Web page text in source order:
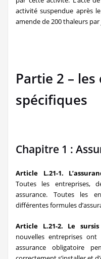
activité suspendue après
amende de 200 thaleurs
Partie 2 –
spécifiques
Chapitre 1 :
Article L.21-1.
Toutes les entreprises,
assurance. Toutes les
différentes formules
Article L.21-2. Le sursis
nouvelles entreprises
assurance obligatoire